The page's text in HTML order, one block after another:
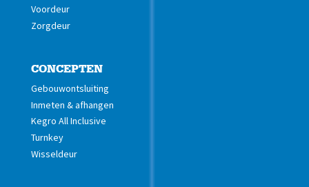
Voordeur
Zorgdeur
CONCEPTEN
Gebouwontsluiting
Inmeten & afhangen
Kegro All Inclusive
Turnkey
Wisseldeur